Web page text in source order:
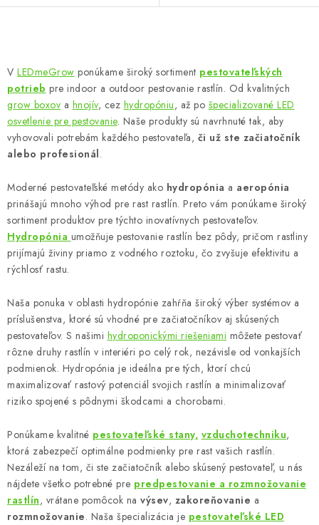
v
l
á
d
a
c
i
e
p
r
v
k
v
ý
p
i
s
u
V LEDmeGrow ponúkame široký sortiment pestovateľských
potrieb pre indoor a outdoor pestovanie rastlín. Od kvalitných
grow boxov a hnojív, cez hydropóniu, až po špecializované LED
osvetlenie pre pestovanie. Naše produkty sú navrhnuté tak, aby
vyhovovali potrebám každého pestovateľa, či už ste začiatočník
alebo profesionál.
Moderné pestovateľské metódy ako hydropónia a aeropónia
prinášajú mnoho výhod pre rast rastlín. Preto vám ponúkame široký
sortiment produktov pre týchto inovatívnych pestovateľov.
Hydropónia umožňuje pestovanie rastlín bez pôdy, pričom rastliny
prijímajú živiny priamo z vodného roztoku, čo zvyšuje efektivitu a
rýchlosť rastu.
Naša ponuka v oblasti hydropónie zahŕňa široký výber systémov a
príslušenstva, ktoré sú vhodné pre začiatočníkov aj skúsených
pestovateľov. S našimi hydroponickými riešeniami môžete pestovať
rôzne druhy rastlín v interiéri po celý rok, nezávisle od vonkajších
podmienok. Hydropónia je ideálna pre tých, ktorí chcú
maximalizovať rastový potenciál svojich rastlín a minimalizovať
riziko spojené s pôdnymi škodcami a chorobami.
Ponúkame kvalitné pestovateľské stany, vzduchotechniku,
ktorá zabezpečí optimálne podmienky pre rast vašich rastlín.
Nezáleží na tom, či ste začiatočník alebo skúsený pestovateľ, u nás
nájdete všetko potrebné pre predpestovanie a rozmnožovanie
rastlín, vrátane pomôcok na výsev, zakoreňovanie a
rozmnožovanie. Naša špecializácia je pestovateľské LED